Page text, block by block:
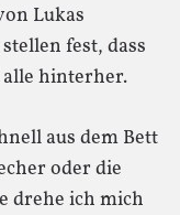
Lukas
fest, dass
alle hinterher.
aus dem Bett
oder die
drehe ich mich